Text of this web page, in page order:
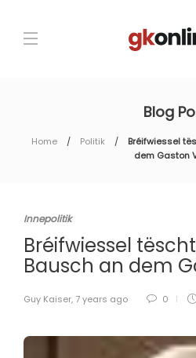
Blog
Home Politik
Bréifwiessel
dem Gaston
Innepolitik
Bréifwiessel
Bausch an dem
Guy Kaiser, 7 years ago 0